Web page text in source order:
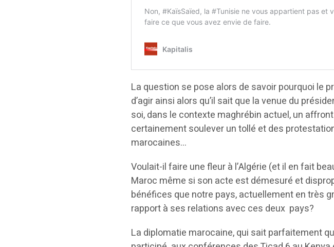
La question se pose alors de savoir pourquoi le
d’agir ainsi alors qu’il sait que la venue du
soi, dans le contexte maghrébin actuel, un
certainement soulever un tollé et des
marocaines…
Voulait-il faire une fleur à l’Algérie (et il en fait
Maroc même si son acte est démesuré et
bénéfices que notre pays, actuellement en très
rapport à ses relations avec ces deux pays?
La diplomatie marocaine, qui sait parfaitement